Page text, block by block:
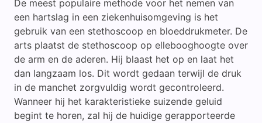
De meest populaire methode voor het nemen van
een hartslag in een ziekenhuisomgeving is het
gebruik van een stethoscoop en bloeddrukmeter. De
arts plaatst de stethoscoop op ellebooghoogte over
de arm en de aderen. Hij blaast het op en laat het
dan langzaam los. Dit wordt gedaan terwijl de druk
in de manchet zorgvuldig wordt gecontroleerd.
Wanneer hij het karakteristieke suizende geluid
begint te horen, zal hij de huidige gerapporteerde